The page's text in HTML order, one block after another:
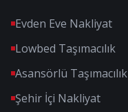
Evden Eve Nakliyat
Lowbed Taşımacılık
Asansörlü Taşımacılık
Şehir İçi Nakliyat